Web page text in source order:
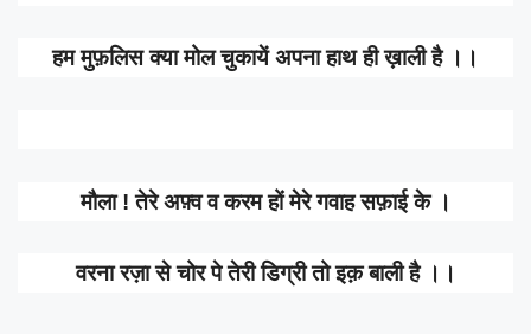
हम मुफ़लिस क्या मोल चुकायें अपना हाथ ही ख़ाली है ।।
मौला ! तेरे अफ़्व व करम हों मेरे गवाह सफ़ाई के ।
वरना रज़ा से चोर पे तेरी डिग्री तो इक़ बाली है ।।